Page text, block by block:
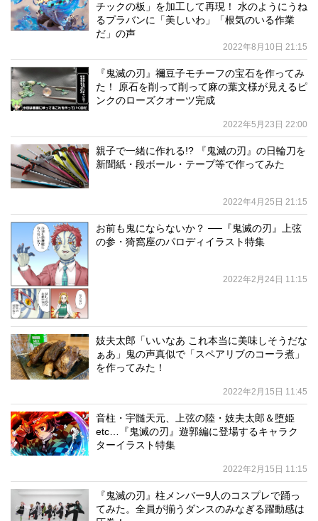
チックの板」を加工して再現！ 水のようにうね
るプラバンに「美しいわ」「根気のいる作業
だ」の声
2022年8月10日 21:15
『鬼滅の刃』禰豆子モチーフの宝石を作ってみ
た！ 原石を削って削って麻の葉文様が見えるピ
ンクのローズクオーツ完成
2022年5月23日 22:00
親子で一緒に作れる!? 『鬼滅の刃』の日輪刀を
新聞紙・段ボール・テープ等で作ってみた
2022年4月25日 21:15
お前も鬼にならないか？ ──『鬼滅の刃』上弦
の参・猗窩座のパロディイラスト特集
2022年2月24日 11:15
妓夫太郎「いいなあ これ本当に美味しそうだな
ぁあ」鬼の声真似で「スペアリブのコーラ煮」
を作ってみた！
2022年2月15日 11:45
音柱・宇髄天元、上弦の陸・妓夫太郎＆堕姫
etc…『鬼滅の刃』遊郭編に登場するキャラク
ターイラスト特集
2022年2月15日 11:15
『鬼滅の刃』柱メンバー9人のコスプレで踊っ
てみた。全員が揃うダンスのみなぎる躍動感は